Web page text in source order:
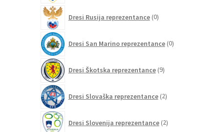
Dresi Rusija reprezentance 0izdelkov
Dresi San Marino reprezentance 0izdelkov
Dresi Škotska reprezentance 9izdelkov
Dresi Slovaška reprezentance 2izdelka
Dresi Slovenija reprezentance 2izdelka